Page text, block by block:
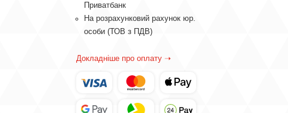
Приватбанк
На розрахунковий рахунок юр.
особи (ТОВ з ПДВ)
Докладніше про оплату ➝